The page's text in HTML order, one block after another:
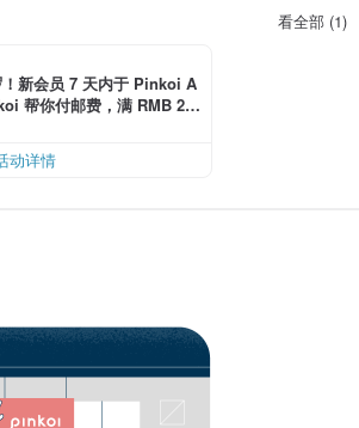
看全部 (1)
新会员 7 天内于 Pinkoi A
帮你付邮费，满 RMB 25
动详情